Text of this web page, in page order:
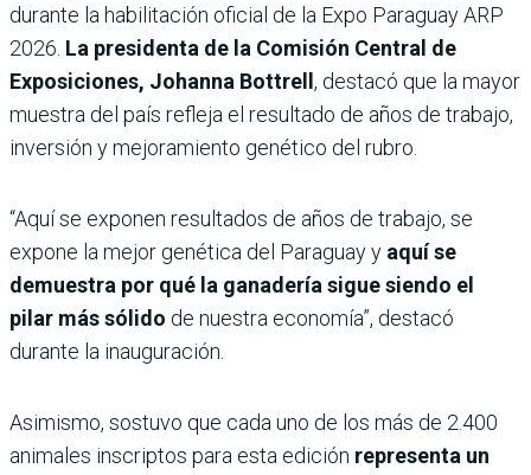
durante la habilitación oficial de la Expo Paraguay ARP
2026. La presidenta de la Comisión Central de
Exposiciones, Johanna Bottrell , destacó que la mayor
muestra del país refleja el resultado de años de trabajo,
inversión y mejoramiento genético del rubro.
“Aquí se exponen resultados de años de trabajo, se
expone la mejor genética del Paraguay y aquí se
demuestra por qué la ganadería sigue siendo el
pilar más sólido de nuestra economía”, destacó
durante la inauguración.
Asimismo, sostuvo que cada uno de los más de 2.400
animales inscriptos para esta edición representa un